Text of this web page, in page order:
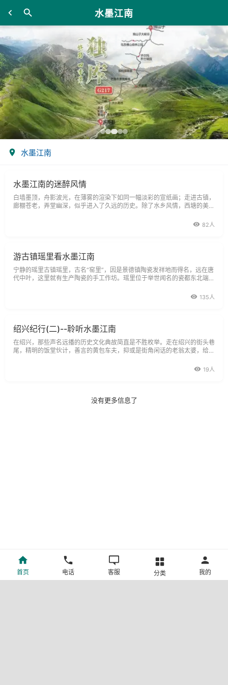
水墨江南
水墨江南
水墨江南的迷醉风情
白墙墨顶，舟影波光，在薄雾的渲染下如同一幅淡彩的宣纸画；走进古镇，
廊棚苍老，弄堂幽深，似乎进入了久远的历史。除了水乡风情，西塘的美食
82人
游古镇瑶里看水墨江南
宁静的瑶里古镇瑶里，古名“窑里”，因是景德镇陶瓷发祥地而得名，远在唐
代中叶，这里就有生产陶瓷的手工作坊。瑶里位于举世闻名的瓷都东北端，
135人
绍兴纪行(二)--聆听水墨江南
在绍兴，那些声名远播的历史文化典故简直是不胜枚举。走在绍兴的街头巷
尾，精明的饭堂伙计，善言的黄包车夫，抑或是街角闲话的老翁太婆，给你
草园与三味书屋……，娓娓道来，那些耳熟能详，似曾相识的故人故事不能
19人
没有更多信息了
首页 电话 客服 分类 我的